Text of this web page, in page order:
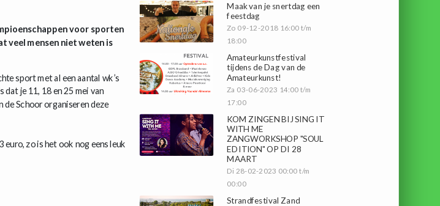
voor sporten
veel mensen niet weten is
sport met al een aantal wk’s
dat je 11, 18 en 25 mei van
de Schoor organiseren deze
zo is het ook nog eens leuk
Maak van je snertdag een
feestdag
Zo 09-12-2018 16:00 t/m
18:00
Amateurkunstfestival
tijdens de Dag van de
Amateurkunst!
Za 03-06-2023 14:00 t/m
17:00
KOM ZINGEN BIJ SING IT
WITH ME
ZANGWORKSHOP "SOUL
EDITION" OP DI 28
MAART
Di 28-02-2023 00:00 t/m
00:00
Strandfestival Zand